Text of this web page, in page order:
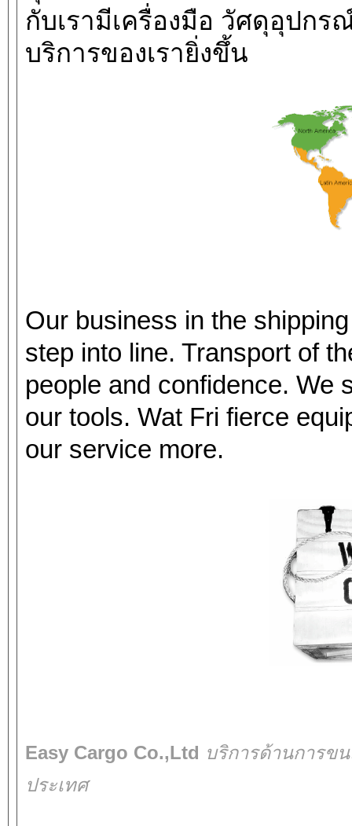
กับเรามีเครื่องมือ วัศดุอุปก
บริการของเรายิ่งขึ้น
Our business in the
step into line. Transport of
people and confidence. We
our tools. Wat Fri fierce
our service more.
Easy Cargo Co.,Ltd บริการด้านการข
ประเทศ